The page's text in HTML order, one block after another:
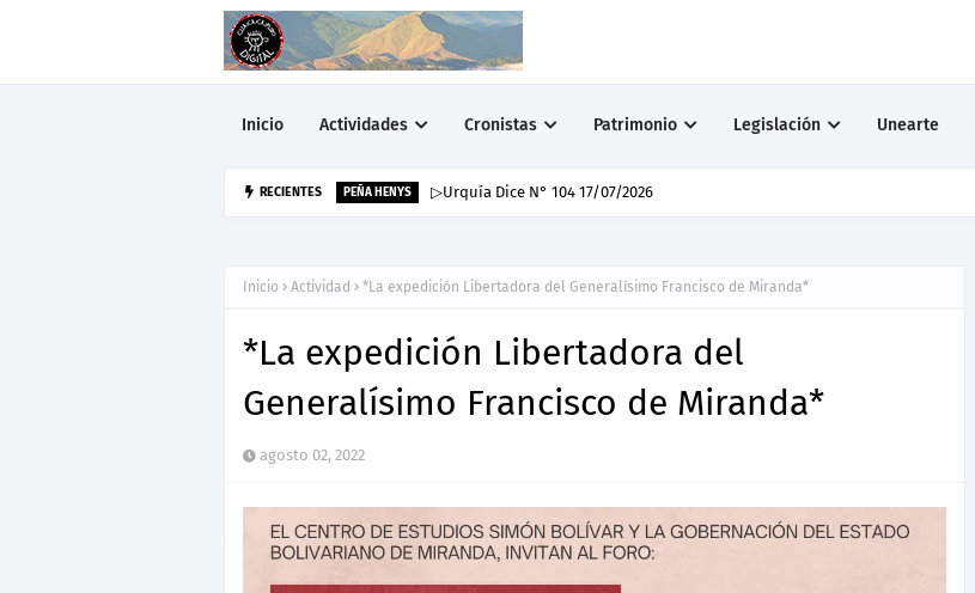
Inicio Actividades Cronistas Patrimonio Legislación Unearte
RECIENTES PEÑA HENYS ▷Urquía Dice N° 104 17/07/2026
Inicio Actividad *La expedición Libertadora del Generalísimo Francisco de Miranda*
*La expedición Libertadora del
Generalísimo Francisco de Miranda*
agosto 02, 2022